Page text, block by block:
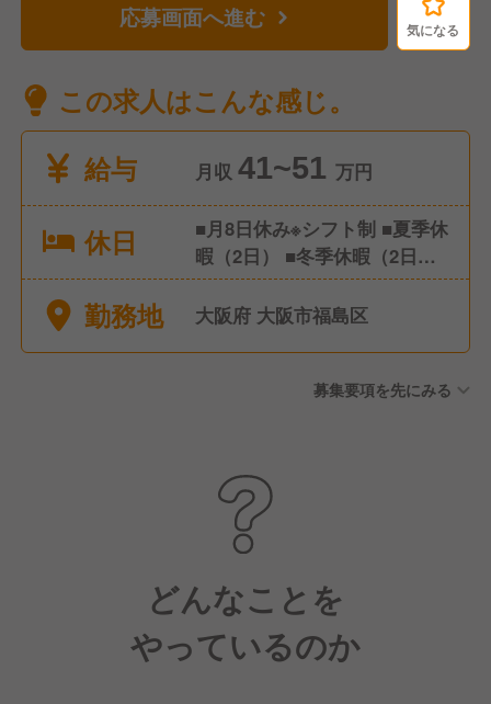
応募画面へ進む 気になる
この求人はこんな感じ。
給与
月収 41~51 万円
休日
■月8日休み※シフト制 ■夏季休
暇（2日） ■冬季休暇（2日）
■有給休暇（年間10日以上※最
低年5日消化義務付け） ■産前
勤務地 大阪府 大阪市福島区
募集要項を先にみる
どんなことを
やっているのか
気になる